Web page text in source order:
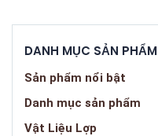
DANH MỤC SẢN PHẨM
Sản phẩm nổi bật
Danh mục sản phẩm
Vật Liệu Lợp